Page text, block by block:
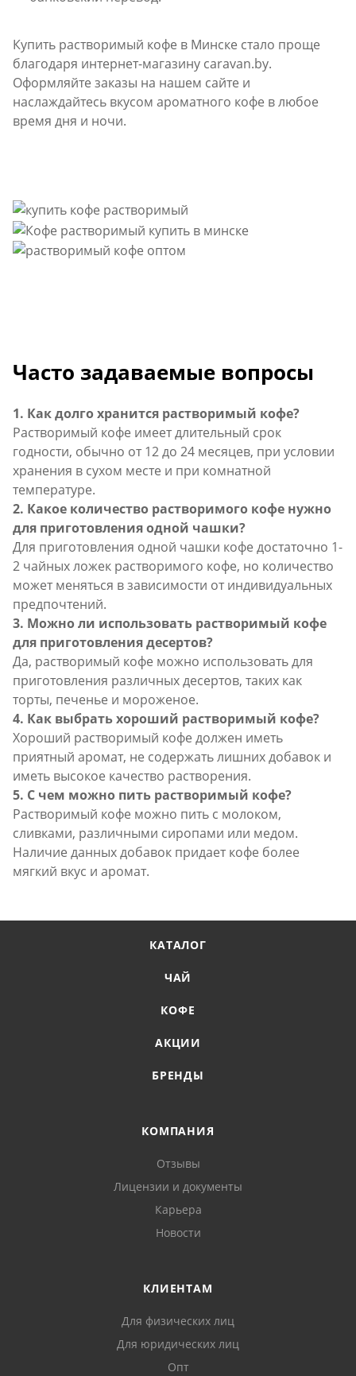
Купить растворимый кофе в Минске стало проще
благодаря интернет-магазину caravan.by.
Оформляйте заказы на нашем сайте и
наслаждайтесь вкусом ароматного кофе в любое
время дня и ночи.
Часто задаваемые вопросы
1. Как долго хранится растворимый кофе?
Растворимый кофе имеет длительный срок
годности, обычно от 12 до 24 месяцев, при условии
хранения в сухом месте и при комнатной
температуре.
2. Какое количество растворимого кофе нужно
для приготовления одной чашки?
Для приготовления одной чашки кофе достаточно 1-
2 чайных ложек растворимого кофе, но количество
может меняться в зависимости от индивидуальных
предпочтений.
3. Можно ли использовать растворимый кофе
для приготовления десертов?
Да, растворимый кофе можно использовать для
приготовления различных десертов, таких как
торты, печенье и мороженое.
4. Как выбрать хороший растворимый кофе?
Хороший растворимый кофе должен иметь
приятный аромат, не содержать лишних добавок и
иметь высокое качество растворения.
5. С чем можно пить растворимый кофе?
Растворимый кофе можно пить с молоком,
сливками, различными сиропами или медом.
Наличие данных добавок придает кофе более
мягкий вкус и аромат.
КАТАЛОГ
ЧАЙ
КОФЕ
АКЦИИ
БРЕНДЫ
КОМПАНИЯ
Отзывы
Лицензии и документы
Карьера
Новости
КЛИЕНТАМ
Для физических лиц
Для юридических лиц
Опт